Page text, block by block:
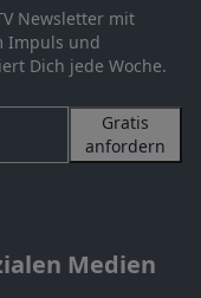
Newsletter mit
Impuls und
Dich jede Woche.
Gratis
anfordern
Medien